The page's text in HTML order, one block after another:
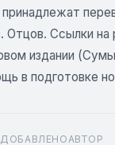
принадлежат
Ссылки на
издании
в подготовке
ДОБАВЛЕНОАВТОР